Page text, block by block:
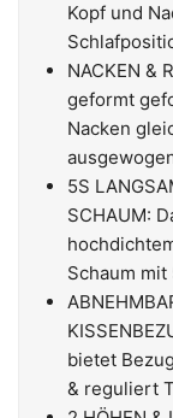
Kopf und
NACKEN &
geformt
Nacken
5S
SCHAUM:
Schaum
bietet
& reguliert